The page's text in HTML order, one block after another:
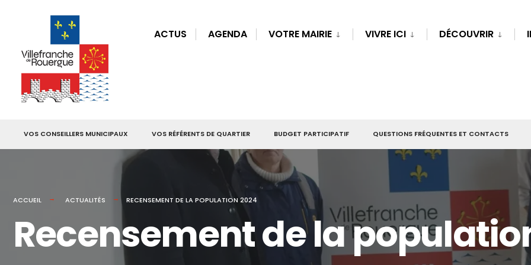
ACTUS AGENDA VOTRE MAIRIE VIVRE ICI DÉCOUVRIR
VOS CONSEILLERS MUNICIPAUX VOS RÉFÉRENTS DE QUARTIER BUDGET PARTICIPATIF QUESTIONS FRÉQUENTES ET CONTACTS
ACCUEIL ACTUALITÉS RECENSEMENT DE LA POPULATION 2024
Recensement de la